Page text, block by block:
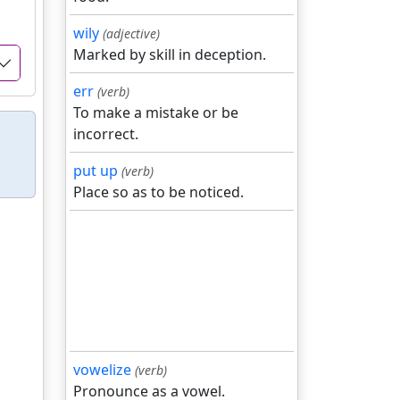
wily (adjective)
Marked by skill in deception.
err (verb)
To make a mistake or be
incorrect.
put up (verb)
Place so as to be noticed.
vowelize (verb)
Pronounce as a vowel.